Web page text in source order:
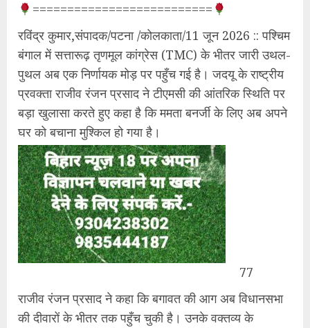
==========================
रविंद्र कुमार,संपादक/​पटना /कोलकाता/11 जून 2026 :: पश्चिम
बंगाल में सत्तारूढ़ तृणमूल कांग्रेस (TMC) के भीतर जारी उथल-
पुथल अब एक निर्णायक मोड़ पर पहुँच गई है। जदयू के राष्ट्रीय
प्रवक्ता राजीव रंजन प्रसाद ने टीएमसी की आंतरिक स्थिति पर
बड़ा खुलासा करते हुए कहा है कि ममता बनर्जी के लिए अब अपने
घर को बचाना मुश्किल हो गया है।
77
राजीव रंजन ​प्रसाद ने कहा कि बगावत की आग अब विधानसभा
की दीवारों के भीतर तक पहुँच चुकी है। उनके वक्तव्य के